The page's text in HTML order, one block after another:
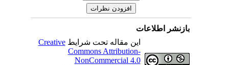
بازنشر اطلاعات
این مقاله تحت شرایطCreative
Commons Attribution-
NonCommercial 4.0